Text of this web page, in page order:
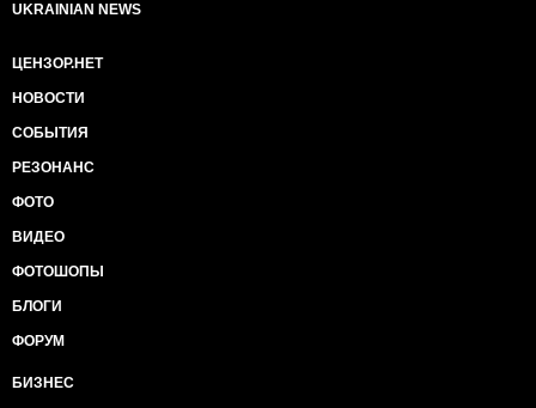
UKRAINIAN NEWS
ЦЕНЗОР.НЕТ
НОВОСТИ
СОБЫТИЯ
РЕЗОНАНС
ФОТО
ВИДЕО
ФОТОШОПЫ
БЛОГИ
ФОРУМ
БИЗНЕС